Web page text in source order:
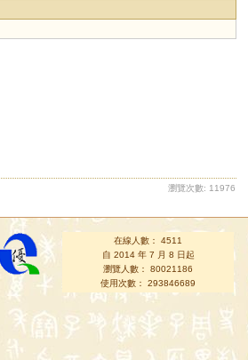
瀏覽次數: 11976
在線人數： 4511
自 2014 年 7 月 8 日起
瀏覽人數： 80021186
使用次數： 293846689